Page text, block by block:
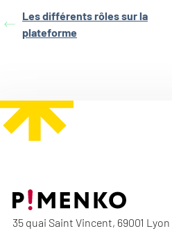
Les différents rôles sur la
plateforme
35 quai Saint Vincent, 69001 Lyon